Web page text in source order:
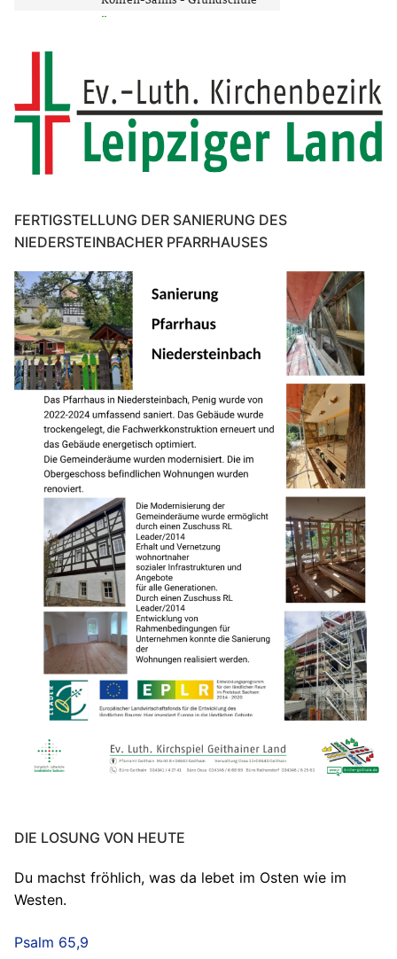
FERTIGSTELLUNG DER SANIERUNG DES
NIEDERSTEINBACHER PFARRHAUSES
DIE LOSUNG VON HEUTE
Du machst fröhlich, was da lebet im Osten wie im
Westen.
Psalm 65,9